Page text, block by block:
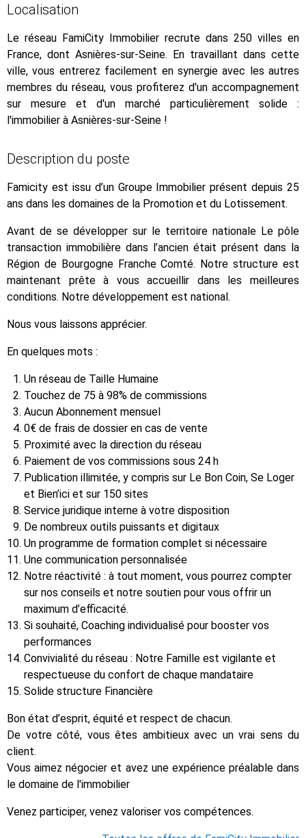
Localisation
Le réseau FamiCity Immobilier recrute dans 250 villes en
France, dont Asnières-sur-Seine. En travaillant dans cette
ville, vous entrerez facilement en synergie avec les autres
membres du réseau, vous profiterez d'un accompagnement
sur mesure et d'un marché particulièrement solide :
l'immobilier à Asnières-sur-Seine !
Description du poste
Famicity est issu d’un Groupe Immobilier présent depuis 25
ans dans les domaines de la Promotion et du Lotissement.
Avant de se développer sur le territoire nationale Le pôle
transaction immobilière dans l’ancien était présent dans la
Région de Bourgogne Franche Comté. Notre structure est
maintenant prête à vous accueillir dans les meilleures
conditions. Notre développement est national.
Nous vous laissons apprécier.
En quelques mots :
Un réseau de Taille Humaine
Touchez de 75 à 98% de commissions
Aucun Abonnement mensuel
0€ de frais de dossier en cas de vente
Proximité avec la direction du réseau
Paiement de vos commissions sous 24 h
Publication illimitée, y compris sur Le Bon Coin, Se Loger
et Bien’ici et sur 150 sites
Service juridique interne à votre disposition
De nombreux outils puissants et digitaux
Un programme de formation complet si nécessaire
Une communication personnalisée
Notre réactivité : à tout moment, vous pourrez compter
sur nos conseils et notre soutien pour vous offrir un
maximum d’efficacité.
Si souhaité, Coaching individualisé pour booster vos
performances
Convivialité du réseau : Notre Famille est vigilante et
respectueuse du confort de chaque mandataire
Solide structure Financière
Bon état d’esprit, équité et respect de chacun.
De votre côté, vous êtes ambitieux avec un vrai sens du
client.
Vous aimez négocier et avez une expérience préalable dans
le domaine de l'immobilier
Venez participer, venez valoriser vos compétences.